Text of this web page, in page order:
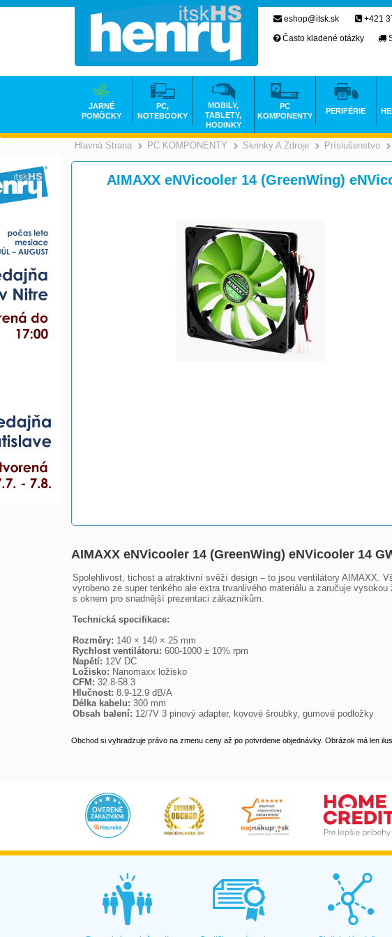
Hlavná Strana >
PC KOMPONENTY >
Skrinky A Zdroje Príslušenstvo
AIMAXX eNVicooler 14 (GreenWing)
AIMAXX eNVicooler 14 (GreenWing) eNVicooler 14
Spolehlivost, tichost a atraktivní svěží design – to jsou ventilátory AIMAXX.
vyrobeno ze super tenkého ale extra trvanlivého materiálu a zaručuje
s oknem pro snadnější prezentaci zákazníkům.
Technická specifikace:
Rozměry:
Rychlost ventilátoru:
Napětí:
Ložisko:
CFM:
Hlučnost:
Délka kabelu:
Obsah balení: 12/7V 3 pinový adapter, kovové šroubky, gumové podložky
Obchod si vyhradzuje právo na zmenu ceny až po potvrdenie objednávky. Obrázok má len
eshop@itsk.sk +421
Často kladené otázky
JARNÉ
POMÔCKY
PC,
NOTEBOOKY
MOBILY,
TABLETY,
HODINKY
PC
KOMPONENTY
PERIFÉRIE